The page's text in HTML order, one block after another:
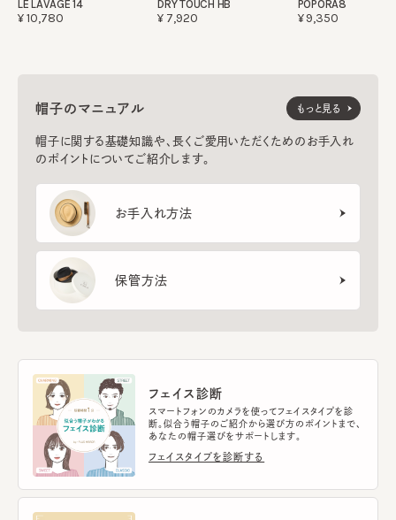
LE LAVAGE 14
¥10,780
DRY TOUCH HB
¥7,920
POPORA8
¥9,350
帽子のマニュアル
帽子に関する基礎知識や、長くご愛用いただくためのお手入れ
のポイントについてご紹介します。
お手入れ方法
保管方法
もっと見る
フェイス診断
スマートフォンのカメラを使ってフェイスタイプを診
断。似合う帽子のご紹介から選び方のポイントまで、
あなたの帽子選びをサポートします。
フェイスタイプを診断する